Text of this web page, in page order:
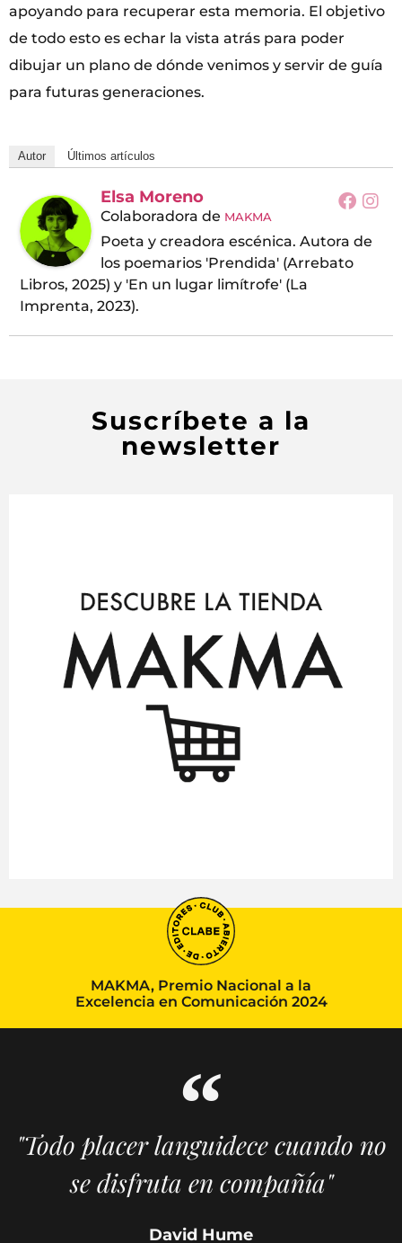
apoyando para recuperar esta memoria. El objetivo
de todo esto es echar la vista atrás para poder
dibujar un plano de dónde venimos y servir de guía
para futuras generaciones.
Autor Últimos artículos
Elsa Moreno
Colaboradora de MAKMA
Poeta y creadora escénica. Autora de
los poemarios 'Prendida' (Arrebato
Libros, 2025) y 'En un lugar limítrofe' (La
Imprenta, 2023).
Suscríbete a la
newsletter
MAKMA, Premio Nacional a la
Excelencia en Comunicación 2024
"Todo placer languidece cuando no
se disfruta en compañía"
David Hume